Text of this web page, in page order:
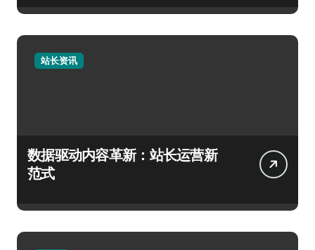
站长资讯
数据驱动内容革新：站长运营新
范式